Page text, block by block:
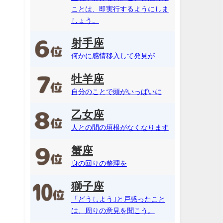
ことは、即実行するようにしま
しょう。
射手座
何かに感情移入して発見が
牡羊座
自分のことで頭がいっぱいに
乙女座
人との間の垣根がなくなります
蟹座
身の回りの整理を
獅子座
「どうしよう｣と戸惑ったこと
は、周りの意見を聞こう。